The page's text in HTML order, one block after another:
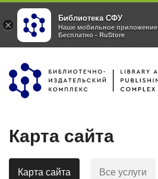
Перейти
основному
Карта сайта
Карта сайта Все услуги
×
Библиотека СФУ
Наше мобильное приложение
Бесплатно - RuStore